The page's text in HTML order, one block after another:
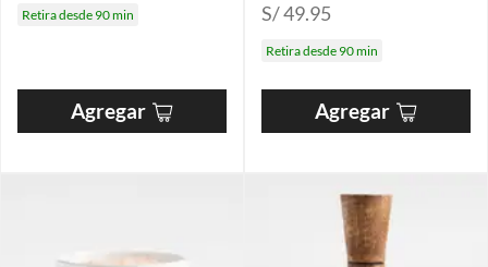
Retira desde 90 min
Agregar
S/ 49.95
Retira desde 90 min
Agregar